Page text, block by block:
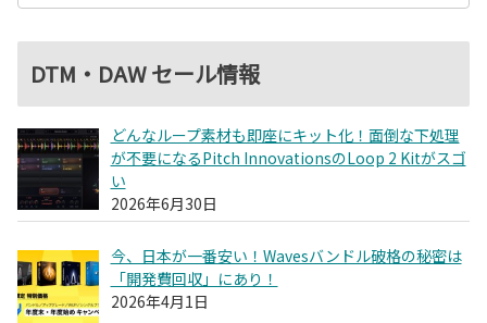
DTM・DAW セール情報
どんなループ素材も即座にキット化！面倒な下処理
が不要になるPitch InnovationsのLoop 2 Kitがスゴ
い
2026年6月30日
今、日本が一番安い！Wavesバンドル破格の秘密は
「開発費回収」にあり！
2026年4月1日